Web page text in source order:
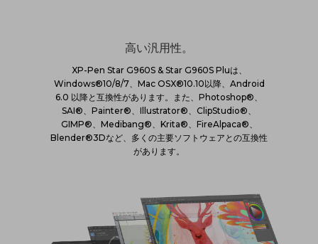
高い汎用性。
XP-Pen Star G960S & Star G960S Pluは、
Windows®10/8/7、Mac OSX®10.10以降、Android
6.0 以降と互換性があります。また、Photoshop®、
SAI®、Painter®、Illustrator®、ClipStudio®、
GIMP®、Medibang®、Krita®、FireAlpaca®、
Blender®3Dなど、多くの主要ソフトウェアとの互換性
があります。